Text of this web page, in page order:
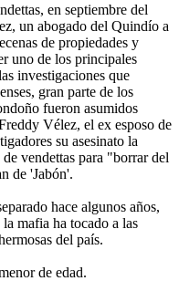
en septiembre del
un abogado del Quindío a
de propiedades y
uno de los principales
investigaciones que
gran parte de los
fueron asumidos
Vélez, el ex esposo de
su asesinato la
de vendettas para "borrar del
de 'Jabón'.
hace algunos años,
mafia ha tocado a las
del país.
de edad.